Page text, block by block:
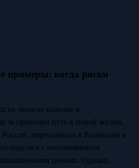
примеры: когда риски
многие находят в
за границей путь к новой жизни.
переехавшая в Валенсию в
с непониманием
ценами. Однако,